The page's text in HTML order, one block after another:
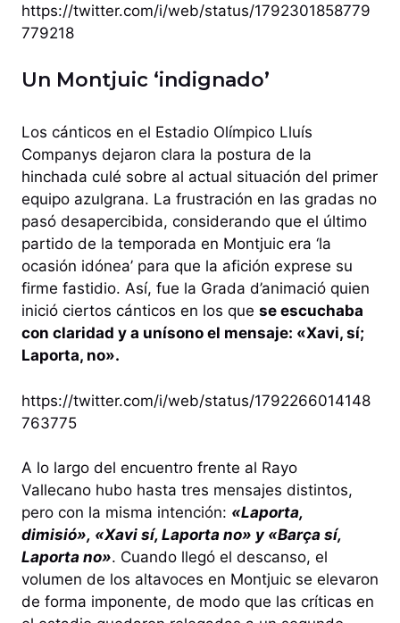
https://twitter.com/i/web/status/1792301858779
779218
Un Montjuic ‘indignado’
Los cánticos en el Estadio Olímpico Lluís
Companys dejaron clara la postura de la
hinchada culé sobre al actual situación del primer
equipo azulgrana. La frustración en las gradas no
pasó desapercibida, considerando que el último
partido de la temporada en Montjuic era ‘la
ocasión idónea’ para que la afición exprese su
firme fastidio. Así, fue la Grada d’animació quien
inició ciertos cánticos en los que se escuchaba
con claridad y a unísono el mensaje: «Xavi, sí;
Laporta, no».
https://twitter.com/i/web/status/1792266014148
763775
A lo largo del encuentro frente al Rayo
Vallecano hubo hasta tres mensajes distintos,
pero con la misma intención: «Laporta,
dimisió», «Xavi sí, Laporta no» y «Barça sí,
Laporta no». Cuando llegó el descanso, el
volumen de los altavoces en Montjuic se elevaron
de forma imponente, de modo que las críticas en